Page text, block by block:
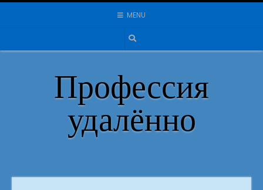
Skip
MENU
Профессия
удалённо